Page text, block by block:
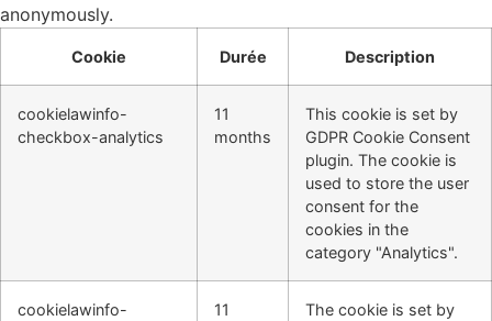
anonymously.
Cookie Durée Description
cookielawinfo-
checkbox-analytics
11
months
This cookie is set by
GDPR Cookie Consent
plugin. The cookie is
used to store the user
consent for the
cookies in the
category "Analytics".
cookielawinfo-
11
The cookie is set by